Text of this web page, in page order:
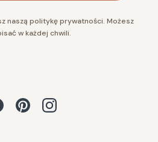
naszą politykę prywatności. Możesz
w każdej chwili.